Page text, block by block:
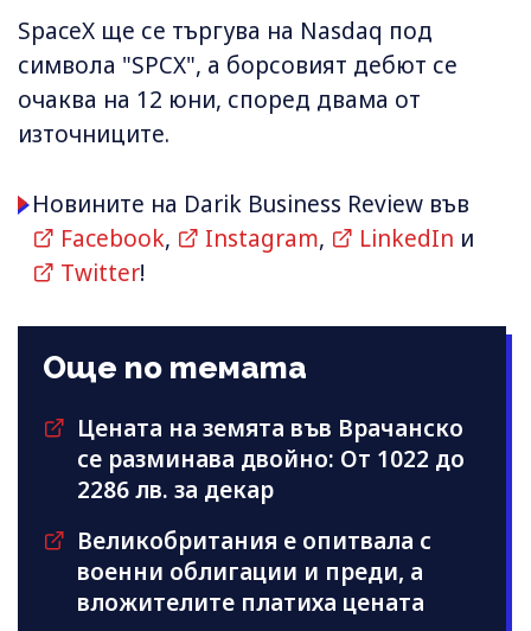
SpaceX ще се търгува на Nasdaq под
символа "SPCX", а борсовият дебют се
очаква на 12 юни, според двама от
източниците.
Новините на Darik Business Review във
Facebook, Instagram, LinkedIn и
Twitter!
Още по темата
Цената на земята във Врачанско
се разминава двойно: От 1022 до
2286 лв. за декар
Великобритания е опитвала с
военни облигации и преди, а
вложителите платиха цената